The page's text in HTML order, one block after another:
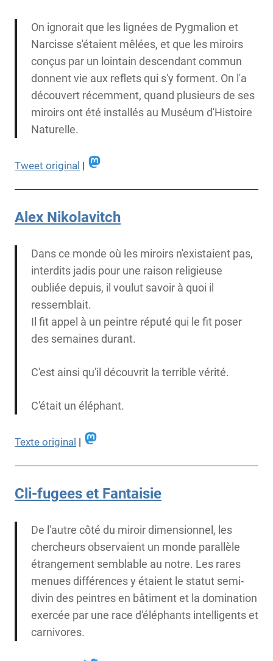
On ignorait que les lignées de Pygmalion et
Narcisse s'étaient mêlées, et que les miroirs
conçus par un lointain descendant commun
donnent vie aux reflets qui s'y forment. On l'a
découvert récemment, quand plusieurs de ses
miroirs ont été installés au Muséum d'Histoire
Naturelle.
Tweet original |
Alex Nikolavitch
Dans ce monde où les miroirs n'existaient pas,
interdits jadis pour une raison religieuse
oubliée depuis, il voulut savoir à quoi il
ressemblait.
Il fit appel à un peintre réputé qui le fit poser
des semaines durant.
C'est ainsi qu'il découvrit la terrible vérité.
C'était un éléphant.
Texte original |
Cli-fugees et Fantaisie
De l'autre côté du miroir dimensionnel, les
chercheurs observaient un monde parallèle
étrangement semblable au notre. Les rares
menues différences y étaient le statut semi-
divin des peintres en bâtiment et la domination
exercée par une race d'éléphants intelligents et
carnivores.